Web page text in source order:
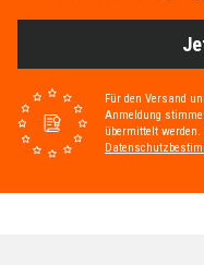
Für den Versand
Anmeldung
übermittelt werden.